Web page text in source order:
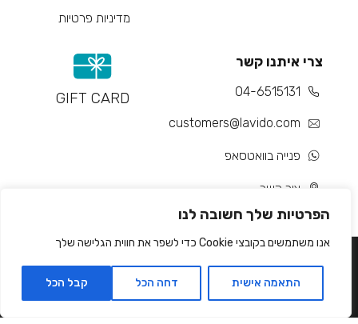
הפרטיות שלך חשובה לנו
אנו משתמשים בקובצי Cookie כדי לשפר את חווית הגלישה שלך
התאמה אישית דחה הכל קבל הכל
מדיניות פרטיות
צרי איתנו קשר
04-6515131
customers@lavido.com
פנייה בוואטסאפ
צור קשר
GIFT CARD
Developed by Matat Technologies ltd